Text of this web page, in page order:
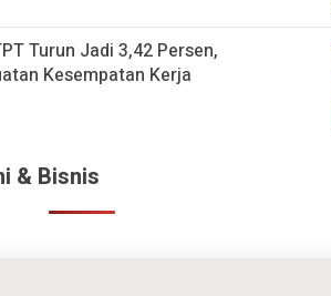
Turun Jadi 3,42 Persen,
Kesempatan Kerja
& Bisnis